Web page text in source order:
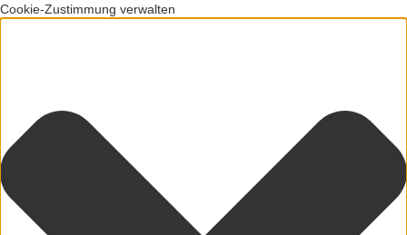
Cookie-Zustimmung verwalten